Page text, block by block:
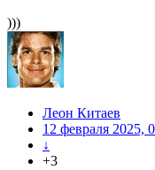
)))
Леон Китаев
12 февраля 2025,
↓
+3